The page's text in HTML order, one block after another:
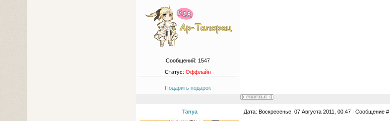
Сообщений: 1547
Статус:Оффлайн
Подарить подарок
Tanya Дата: Воскресенье, 07 Августа 2011, 00:47 | Сообщение #